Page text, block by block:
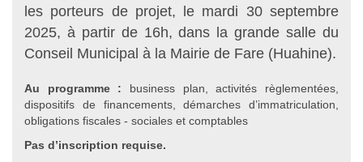
les porteurs de projet, le mardi 30 septembre
2025, à partir de 16h, dans la grande salle du
Conseil Municipal à la Mairie de Fare (Huahine).
Au programme : business plan, activités règlementées,
dispositifs de financements, démarches d’immatriculation,
obligations fiscales - sociales et comptables
Pas d’inscription requise.